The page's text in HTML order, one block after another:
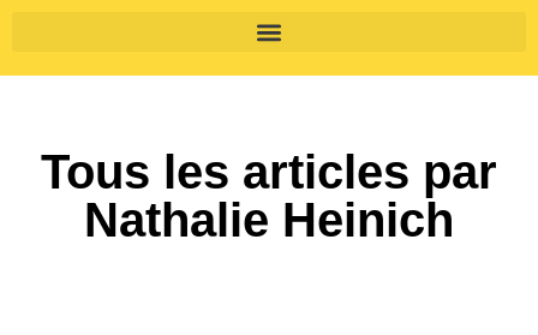
Tous les articles par
Nathalie Heinich